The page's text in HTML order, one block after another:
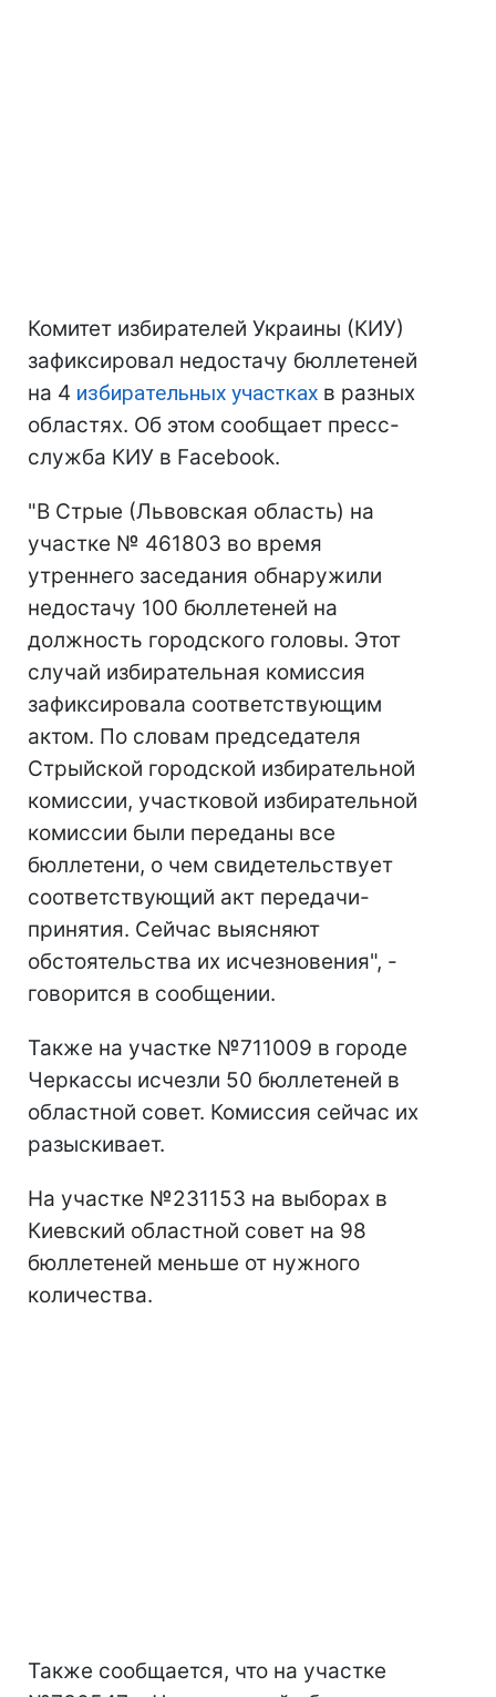
Комитет избирателей Украины (КИУ)
зафиксировал недостачу бюллетеней
на 4 избирательных участках в разных
областях. Об этом сообщает пресс-
служба КИУ в Facebook.
"В Стрые (Львовская область) на
участке № 461803 во время
утреннего заседания обнаружили
недостачу 100 бюллетеней на
должность городского головы. Этот
случай избирательная комиссия
зафиксировала соответствующим
актом. По словам председателя
Стрыйской городской избирательной
комиссии, участковой избирательной
комиссии были переданы все
бюллетени, о чем свидетельствует
соответствующий акт передачи-
принятия. Сейчас выясняют
обстоятельства их исчезновения", -
говорится в сообщении.
Также на участке №711009 в городе
Черкассы исчезли 50 бюллетеней в
областной совет. Комиссия сейчас их
разыскивает.
На участке №231153 на выборах в
Киевский областной совет на 98
бюллетеней меньше от нужного
количества.
Также сообщается, что на участке